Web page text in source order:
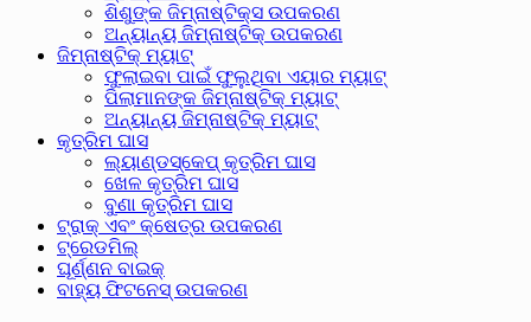
ଶିଶୁଙ୍କ ଜିମ୍ନାଷ୍ଟିକ୍ସ ଉପକରଣ
ଅନ୍ୟାନ୍ୟ ଜିମ୍ନାଷ୍ଟିକ୍ ଉପକରଣ
ଜିମ୍ନାଷ୍ଟିକ୍ ମ୍ୟାଟ୍
ଫୁଲାଇବା ପାଇଁ ଫୁଲୁଥିବା ଏୟାର ମ୍ୟାଟ୍
ପିଲାମାନଙ୍କ ଜିମ୍ନାଷ୍ଟିକ୍ ମ୍ୟାଟ୍
ଅନ୍ୟାନ୍ୟ ଜିମ୍ନାଷ୍ଟିକ୍ ମ୍ୟାଟ୍
କୃତ୍ରିମ ଘାସ
ଲ୍ୟାଣ୍ଡସ୍କେପ୍ କୃତ୍ରିମ ଘାସ
ଖେଳ କୃତ୍ରିମ ଘାସ
ବୁଣା କୃତ୍ରିମ ଘାସ
ଟ୍ରାକ୍ ଏବଂ କ୍ଷେତ୍ର ଉପକରଣ
ଟ୍ରେଡମିଲ୍
ଘୂର୍ଣ୍ଣନ ବାଇକ୍
ବାହ୍ୟ ଫିଟନେସ୍ ଉପକରଣ